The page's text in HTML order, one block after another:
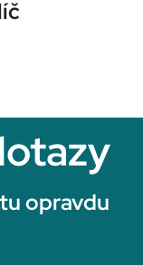
opravdu